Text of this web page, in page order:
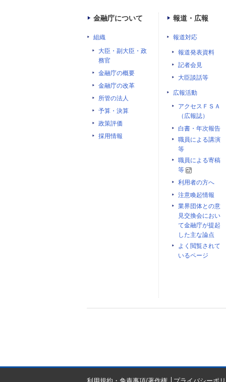
金融庁について
組織
大臣・副大臣・政
務官
金融庁の概要
金融庁の改革
所管の法人
予算・決算
政策評価
採用情報
報道・広報
報道対応
報道発表資料
記者会見
大臣談話等
広報活動
アクセスＦＳＡ
（広報誌）
白書・年次報告
職員による講演
等
職員による寄稿
等
利用者の方へ
注意喚起情報
業界団体との意
見交換会におい
て金融庁が提起
した主な論点
よく閲覧されて
いるページ